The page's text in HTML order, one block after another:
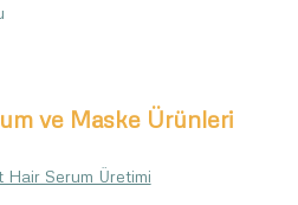
ve Maske Ürünleri
Hair Serum Üretimi